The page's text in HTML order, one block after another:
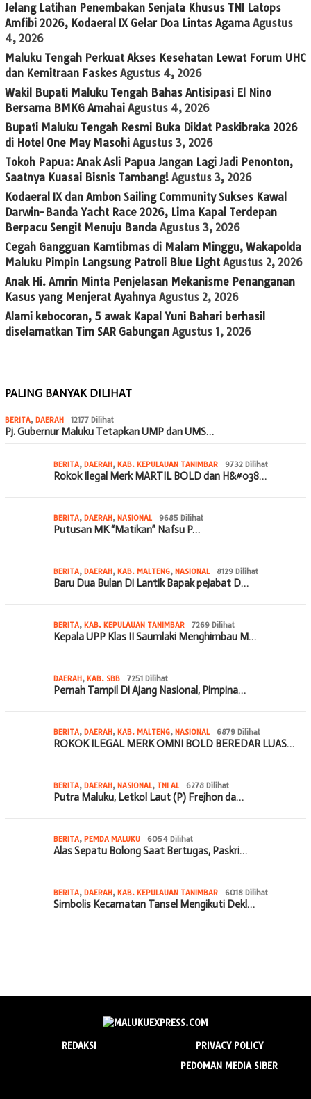
Jelang Latihan Penembakan Senjata Khusus TNI Latops
Amfibi 2026, Kodaeral IX Gelar Doa Lintas Agama Agustus
4, 2026
Maluku Tengah Perkuat Akses Kesehatan Lewat Forum UHC
dan Kemitraan Faskes Agustus 4, 2026
Wakil Bupati Maluku Tengah Bahas Antisipasi El Nino
Bersama BMKG Amahai Agustus 4, 2026
Bupati Maluku Tengah Resmi Buka Diklat Paskibraka 2026
di Hotel One May Masohi Agustus 3, 2026
Tokoh Papua: Anak Asli Papua Jangan Lagi Jadi Penonton,
Saatnya Kuasai Bisnis Tambang! Agustus 3, 2026
Kodaeral IX dan Ambon Sailing Community Sukses Kawal
Darwin-Banda Yacht Race 2026, Lima Kapal Terdepan
Berpacu Sengit Menuju Banda Agustus 3, 2026
Cegah Gangguan Kamtibmas di Malam Minggu, Wakapolda
Maluku Pimpin Langsung Patroli Blue Light Agustus 2, 2026
Anak Hi. Amrin Minta Penjelasan Mekanisme Penanganan
Kasus yang Menjerat Ayahnya Agustus 2, 2026
Alami kebocoran, 5 awak Kapal Yuni Bahari berhasil
diselamatkan Tim SAR Gabungan Agustus 1, 2026
PALING BANYAK DILIHAT
BERITA, DAERAH 12177 Dilihat
Pj. Gubernur Maluku Tetapkan UMP dan UMS…
BERITA, DAERAH, KAB. KEPULAUAN TANIMBAR 9732 Dilihat
Rokok Ilegal Merk MARTIL BOLD dan H&#038…
BERITA, DAERAH, NASIONAL 9685 Dilihat
Putusan MK “Matikan” Nafsu P…
BERITA, DAERAH, KAB. MALTENG, NASIONAL 8129 Dilihat
Baru Dua Bulan Di Lantik Bapak pejabat D…
BERITA, KAB. KEPULAUAN TANIMBAR 7269 Dilihat
Kepala UPP Klas II Saumlaki Menghimbau M…
DAERAH, KAB. SBB 7251 Dilihat
Pernah Tampil Di Ajang Nasional, Pimpina…
BERITA, DAERAH, KAB. MALTENG, NASIONAL 6879 Dilihat
ROKOK ILEGAL MERK OMNI BOLD BEREDAR LUAS…
BERITA, DAERAH, NASIONAL, TNI AL 6278 Dilihat
Putra Maluku, Letkol Laut (P) Frejhon da…
BERITA, PEMDA MALUKU 6054 Dilihat
Alas Sepatu Bolong Saat Bertugas, Paskri…
BERITA, DAERAH, KAB. KEPULAUAN TANIMBAR 6018 Dilihat
Simbolis Kecamatan Tansel Mengikuti Dekl…
REDAKSI
PRIVACY POLICY
PEDOMAN MEDIA SIBER